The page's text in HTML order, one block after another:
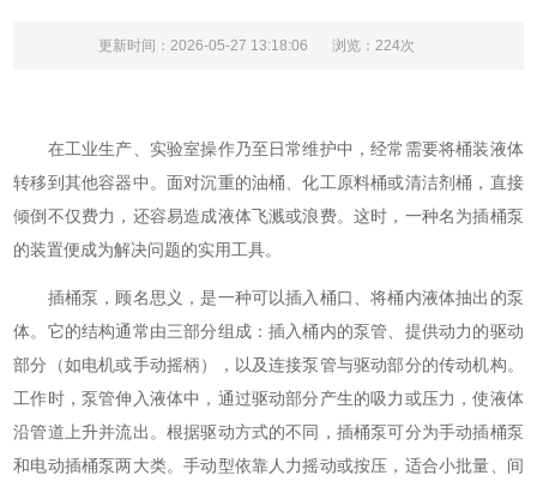
更新时间：2026-05-27 13:18:06 浏览：224次
在工业生产、实验室操作乃至日常维护中，经常需要将桶装液体
转移到其他容器中。面对沉重的油桶、化工原料桶或清洁剂桶，直接
倾倒不仅费力，还容易造成液体飞溅或浪费。这时，一种名为插桶泵
的装置便成为解决问题的实用工具。
插桶泵，顾名思义，是一种可以插入桶口、将桶内液体抽出的泵
体。它的结构通常由三部分组成：插入桶内的泵管、提供动力的驱动
部分（如电机或手动摇柄），以及连接泵管与驱动部分的传动机构。
工作时，泵管伸入液体中，通过驱动部分产生的吸力或压力，使液体
沿管道上升并流出。根据驱动方式的不同，插桶泵可分为手动插桶泵
和电动插桶泵两大类。手动型依靠人力摇动或按压，适合小批量、间